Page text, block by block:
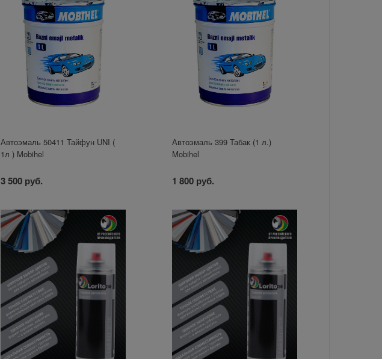
Автоэмаль 50411 Тайфун UNI (
1л ) Mobihel
3 500 руб.
Автоэмаль 399 Табак (1 л.)
Mobihel
1 800 руб.